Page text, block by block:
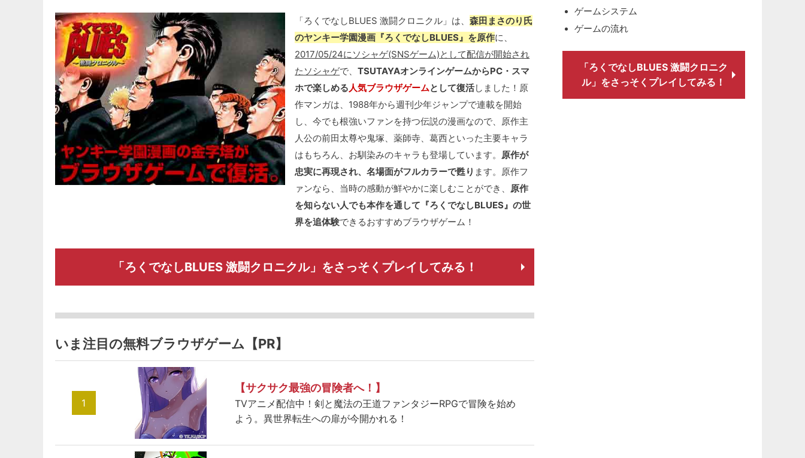
「ろくでなしBLUES 激闘クロニクル」は、森田まさのり氏
のヤンキー学園漫画『ろくでなしBLUES』を原作に、
2017/05/24にソシャゲ(SNSゲーム)として配信が開始され
たソシャゲで、TSUTAYAオンラインゲームからPC・スマ
ホで楽しめる人気ブラウザゲームとして復活しました！原
作マンガは、1988年から週刊少年ジャンプで連載を開始
し、今でも根強いファンを持つ伝説の漫画なので、原作主
人公の前田太尊や鬼塚、薬師寺、葛西といった主要キャラ
はもちろん、お馴染みのキャラも登場しています。 原作が
忠実に再現され、名場面がフルカラーで甦り ます。原作フ
ァンなら、当時の感動が鮮やかに楽しむことができ、 原作
を知らない人でも本作を通して『ろくでなしBLUES』の世
界を追体験できるおすすめブラウザゲーム！
「ろくでなしBLUES 激闘クロニクル」をさっそくプレイしてみる！
いま注目の無料ブラウザゲーム【PR】
1
【サクサク最強の冒険者へ！】
TVアニメ配信中！剣と魔法の王道ファンタジーRPGで冒険を始め
よう。異世界転生への扉が今開かれる！
ゲームシステム
ゲームの流れ
「ろくでなしBLUES 激闘クロニク
ル」をさっそくプレイしてみる！